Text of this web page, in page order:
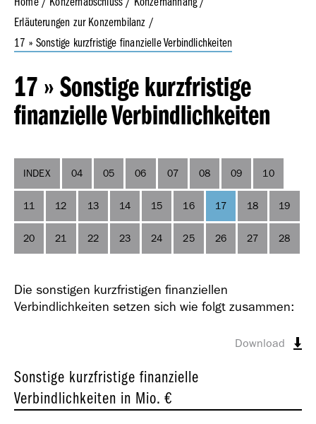
Geschäfts­bericht
2023
Geschäfts­bericht
2022
Erläuterungen zur Konzernbilanz
17 » Sonstige kurzfristige finanzielle Verbindlichkeiten
17 » Sonstige kurzfristige
finanzielle Verbindlichkeiten
INDEX 04 05 06 07 08 09 10
11 12 13 14 15 16 17 18 19
20 21 22 23 24 25 26 27 28
Die sonstigen kurzfristigen finanziellen
Verbindlichkeiten setzen sich wie folgt zusammen:
Download
Sonstige kurzfristige finanzielle
Verbindlichkeiten in Mio. €